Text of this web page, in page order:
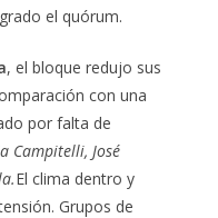
el quórum.
, el bloque redujo sus
con una
por falta de
Campitelli, José
El clima dentro y
Grupos de